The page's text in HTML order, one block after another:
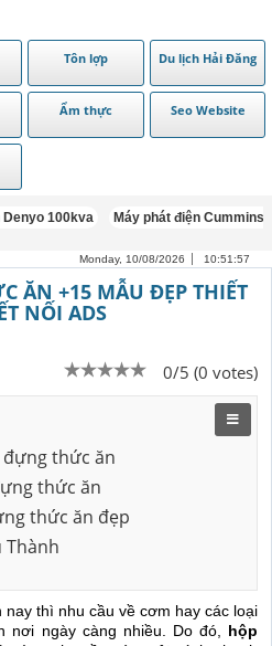
Tôn lợp Du lịch Hải Đăng
Ẩm thực Seo Website
100kva Máy phát điện Cummins 100kva
Monday, 10/08/2026 10:51:59
ĂN +15 MẪU ĐẸP THIẾT
NỐI ADS
0/5 (0 votes)
thức ăn
thức ăn
thức ăn đẹp
Thành
thì nhu cầu về cơm hay các loại
nơi ngày càng nhiều. Do đó, hộp